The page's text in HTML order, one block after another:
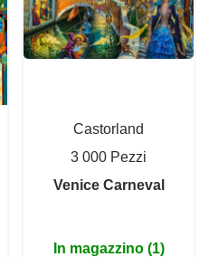
Castorland
3 000 Pezzi
Venice Carneval
In magazzino (1)